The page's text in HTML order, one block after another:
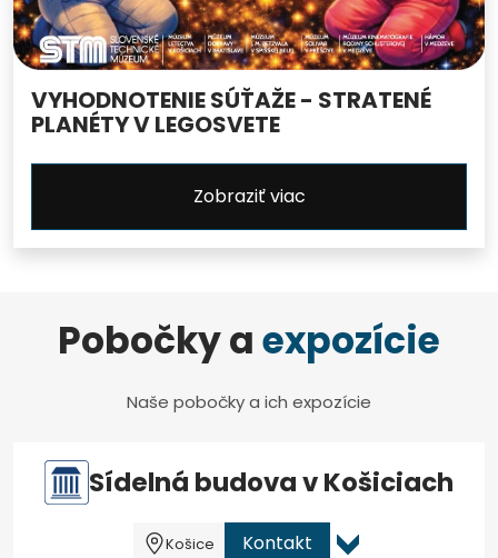
VYHODNOTENIE SÚŤAŽE - STRATENÉ
PLANÉTY V LEGOSVETE
Zobraziť viac
Pobočky aexpozície
Naše pobočky a ich expozície
Sídelná budova v Košiciach
Košice Kontakt